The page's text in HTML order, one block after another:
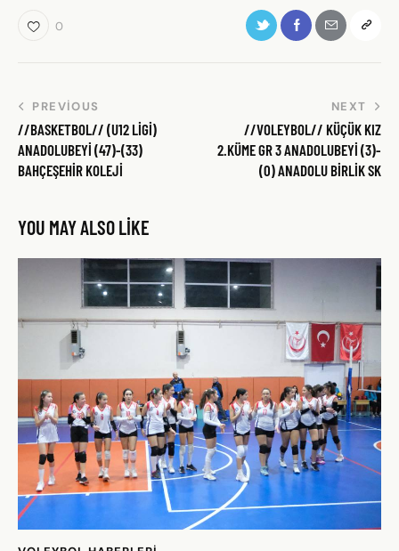
0
PREVIOUS
//BASKETBOL// (U12 LİGİ)
ANADOLUBEYİ (47)-(33)
BAHÇEŞEHİR KOLEJİ
NEXT
//VOLEYBOL// KÜÇÜK KIZ
2.KÜME GR 3 ANADOLUBEYİ (3)-
(0) ANADOLU BİRLİK SK
YOU MAY ALSO LIKE